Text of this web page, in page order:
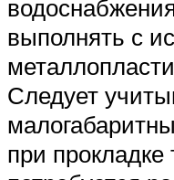
выполнять с
Следует
при прокладке